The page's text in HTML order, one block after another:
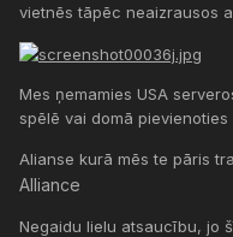
vietnēs tāpēc neaizrausos
Mes ņemamies USA
spēlē vai domā
Alianse kurā mēs te pāris
Alliance
Negaidu lielu atsaucību, jo